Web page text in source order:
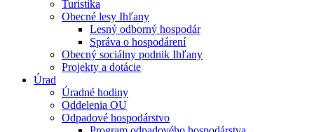
Turistika
Obecné lesy Ihľany
Lesný odborný hospodár
Správa o hospodárení
Obecný sociálny podnik Ihľany
Projekty a dotácie
Úrad
Úradné hodiny
Oddelenia OU
Odpadové hospodárstvo